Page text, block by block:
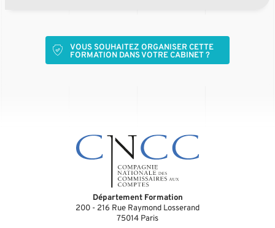
VOUS SOUHAITEZ ORGANISER CETTE
FORMATION DANS VOTRE CABINET ?
Département Formation
200 - 216 Rue Raymond Losserand
75014 Paris